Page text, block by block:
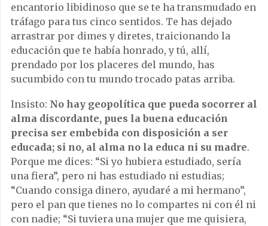
encantorio libidinoso que se te ha transmudado en
tráfago para tus cinco sentidos. Te has dejado
arrastrar por dimes y diretes, traicionando la
educación que te había honrado, y tú, allí,
prendado por los placeres del mundo, has
sucumbido con tu mundo trocado patas arriba.
Insisto: No hay geopolítica que pueda socorrer al
alma discordante, pues la buena educación
precisa ser embebida con disposición a ser
educada; si no, al alma no la educa ni su madre.
Porque me dices: “Si yo hubiera estudiado, sería
una fiera”, pero ni has estudiado ni estudias;
“Cuando consiga dinero, ayudaré a mi hermano”,
pero el pan que tienes no lo compartes ni con él ni
con nadie; “Si tuviera una mujer que me quisiera,